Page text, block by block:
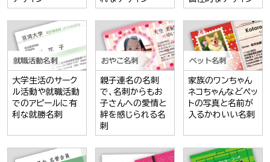
大学生活のサーク
ル活動や就職活動
でのアピールに有
利な就勝名刺
親子連名の名刺
で、名刺からもお
子さんへの愛情と
絆を感じられる名
刺
家族のワンちゃん
ネコちゃんなどペッ
トの写真と名前が
入るかわいい名刺